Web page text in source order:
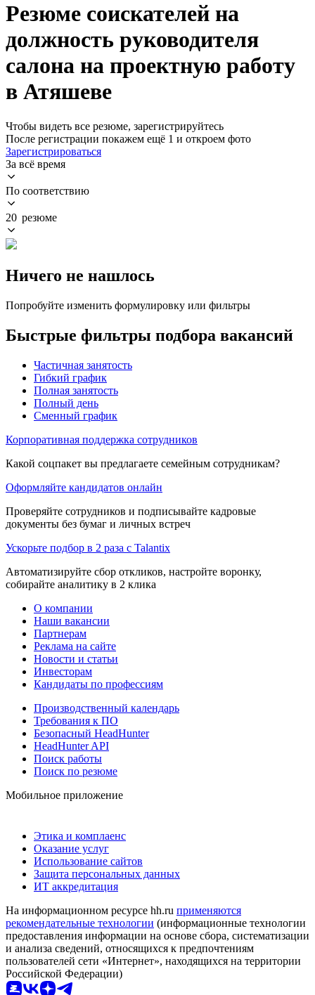
Резюме соискателей на
должность руководителя
салона на проектную работу
в Атяшеве
Чтобы видеть все резюме, зарегистрируйтесь
После регистрации покажем ещё 1 и откроем фото
Зарегистрироваться
За всё время
По соответствию
20 резюме
Ничего не нашлось
Попробуйте изменить формулировку или фильтры
Быстрые фильтры подбора вакансий
Частичная занятость
Гибкий график
Полная занятость
Полный день
Сменный график
Корпоративная поддержка сотрудников
Какой соцпакет вы предлагаете семейным сотрудникам?
Оформляйте кандидатов онлайн
Проверяйте сотрудников и подписывайте кадровые
документы без бумаг и личных встреч
Ускорьте подбор в 2 раза с Talantix
Автоматизируйте сбор откликов, настройте воронку,
собирайте аналитику в 2 клика
О компании
Наши вакансии
Партнерам
Реклама на сайте
Новости и статьи
Инвесторам
Кандидаты по профессиям
Производственный календарь
Требования к ПО
Безопасный HeadHunter
HeadHunter API
Поиск работы
Поиск по резюме
Мобильное приложение
Этика и комплаенс
Оказание услуг
Использование сайтов
Защита персональных данных
ИТ аккредитация
На информационном ресурсе hh.ru применяются
рекомендательные технологии (информационные технологии
предоставления информации на основе сбора, систематизации
и анализа сведений, относящихся к предпочтениям
пользователей сети «Интернет», находящихся на территории
Российской Федерации)